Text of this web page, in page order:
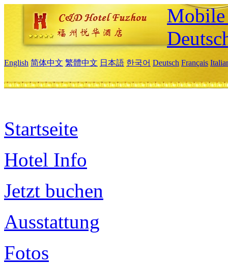
English 简体中文 繁體中文 日本語 한국어 Deutsch Français
Startseite
Hotel Info
Jetzt buchen
Ausstattung
Fotos